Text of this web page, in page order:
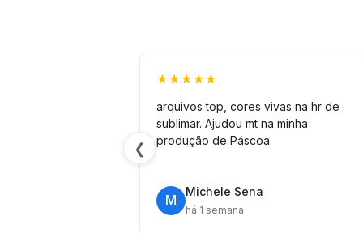
❮
★★★★★
arquivos top, cores vivas na hr de
sublimar. Ajudou mt na minha
produção de Páscoa.
M
Michele Sena
há 1 semana